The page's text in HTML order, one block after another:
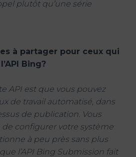
plutôt qu’une série
à partager pour ceux qui
Bing?
API est que vous pouvez
de travail automatisé, dans
de publication. Vous
de configurer votre système
à peu près sans plus
l’API Bing Submission fait